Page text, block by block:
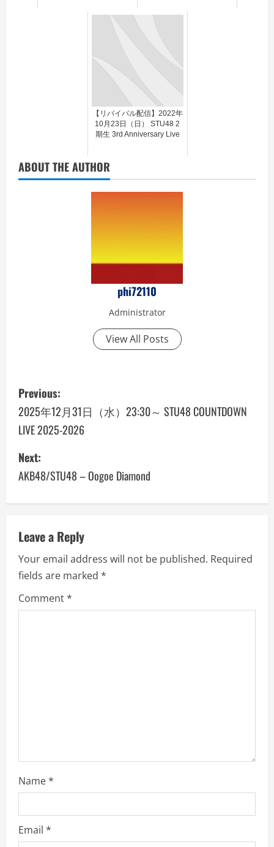
【リバイバル配信】2022年
10月23日（日） STU48 2
期生 3rd Anniversary Live
ABOUT THE AUTHOR
phi72110
Administrator
View All Posts
P
o
s
t
n
v
i
g
a
Previous:
2025年12月31日（水）23:30～ STU48 COUNTDOWN
LIVE 2025-2026
Next:
AKB48/STU48 – Oogoe Diamond
Leave a Reply
Your email address will not be published. Required
fields are marked *
Comment*
Name*
Email *